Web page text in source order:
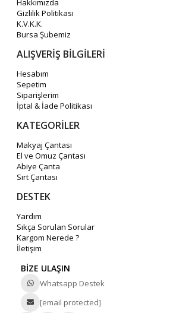
Hakkımızda
Gizlilik Politikası
K.V.K.K.
Bursa Şubemiz
ALIŞVERİŞ BİLGİLERİ
Hesabım
Sepetim
Siparişlerim
İptal & İade Politikası
KATEGORİLER
Makyaj Çantası
El ve Omuz Çantası
Abiye Çanta
Sırt Çantası
DESTEK
Yardım
Sıkça Sorulan Sorular
Kargom Nerede ?
İletişim
BİZE ULAŞIN
Whatsapp Destek
[email protected]